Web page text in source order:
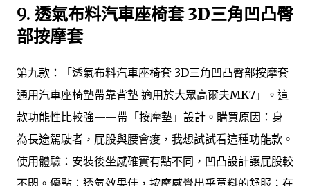
9. 透氣布料汽車座椅套 3D三角凹凸臀
部按摩套
第九款：「透氣布料汽車座椅套 3D三角凹凸臀部按摩套
通用汽車座椅墊帶靠背墊 適用於大眾高爾夫MK7」。這
款功能性比較強——帶「按摩墊」設計。購買原因：身
為長途駕駛者，屁股與腰會痠，我想試試看這種功能款。
使用體驗：安裝後坐感確實有點不同，凹凸設計讓屁股較